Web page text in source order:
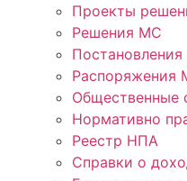
Проекты
Решения МС
Распоряжения
Общественные
Нормативно
Реестр НПА
Справки о